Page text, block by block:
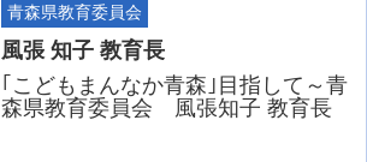
青森県教育委員会
風張 知子 教育長
｢こどもまんなか青森｣目指して～青
森県教育委員会 風張知子 教育長